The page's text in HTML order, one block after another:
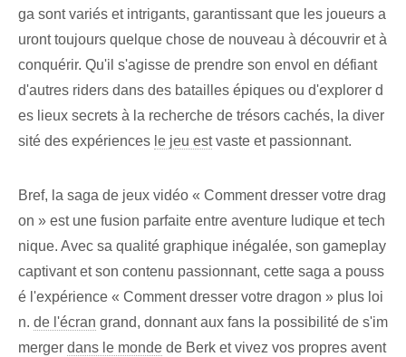
ga sont variés et intrigants, garantissant que les joueurs a
uront toujours quelque chose de nouveau à découvrir et à
conquérir. Qu'il s'agisse de prendre son envol en défiant
d'autres riders dans des batailles épiques ou d'explorer d
es lieux secrets à la recherche de trésors cachés, la diver
sité des expériences le jeu estvaste et passionnant.
Bref, la saga de jeux vidéo « Comment dresser votre drag
on » est une fusion parfaite entre aventure ludique et tech
nique. Avec sa qualité graphique inégalée, son gameplay
captivant et son contenu passionnant, cette saga a pouss
é l'expérience « Comment dresser votre dragon » plus loi
n. de l'écran grand, donnant aux fans la possibilité de s'im
merger dans le monde de Berk et vivez vos propres avent